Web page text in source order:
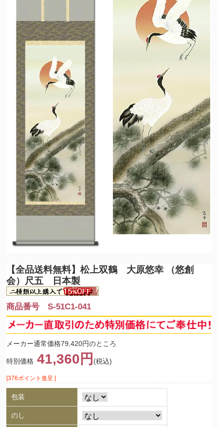
【全品送料無料】松上双鶴 大原悠幸 （悠創
会）尺五 日本製
商品番号 S-51C1-041
メーカー通常価格79,420円のところ
特別価格 41,360円 (税込)
[376ポイント進呈 ]
包装
のし